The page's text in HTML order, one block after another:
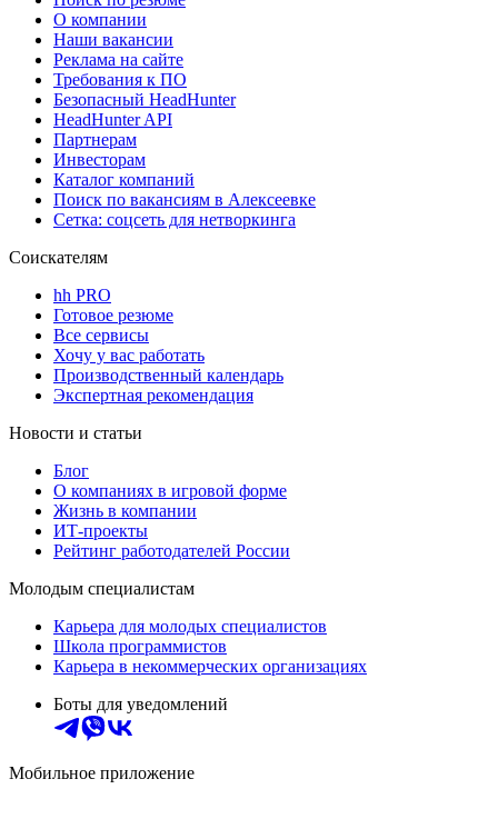
О компании
Наши вакансии
Реклама на сайте
Требования к ПО
Безопасный HeadHunter
HeadHunter API
Партнерам
Инвесторам
Каталог компаний
Поиск по вакансиям в Алексеевке
Сетка: соцсеть для нетворкинга
Соискателям
hh PRO
Готовое резюме
Все сервисы
Хочу у вас работать
Производственный календарь
Экспертная рекомендация
Новости и статьи
Блог
О компаниях в игровой форме
Жизнь в компании
ИТ-проекты
Рейтинг работодателей России
Молодым специалистам
Карьера для молодых специалистов
Школа программистов
Карьера в некоммерческих организациях
Боты для уведомлений
Мобильное приложение